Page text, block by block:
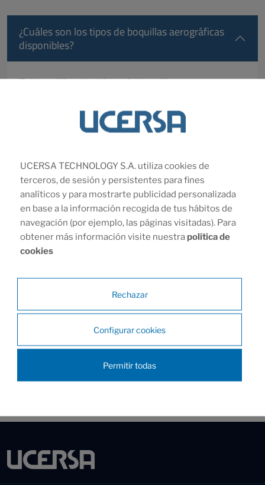
¿Cuáles son los tipos de boquillas aerográficas
disponibles?
Existen diferentes tipos de boquillas
doble, boquillas de gravedad y succión, y
boquillas de precisión para trabajos
¿Cómo elegir la boquilla adecuada para mi
proyecto de aerografía?
antes de necesitar ser reemplazadas?
¿Se pueden utilizar boquillas aerográficas en
diferentes superficies y materiales?
UCERSA TECHNOLOGY S.A. utiliza cookies de
terceros, de sesión y persistentes para fines
analíticos y para mostrarte publicidad personalizada
en base a la información recogida de tus hábitos de
navegación (por ejemplo, las páginas visitadas). Para
obtener más información visite nuestra política de
cookies
Rechazar
Configurar cookies
Permitir todas